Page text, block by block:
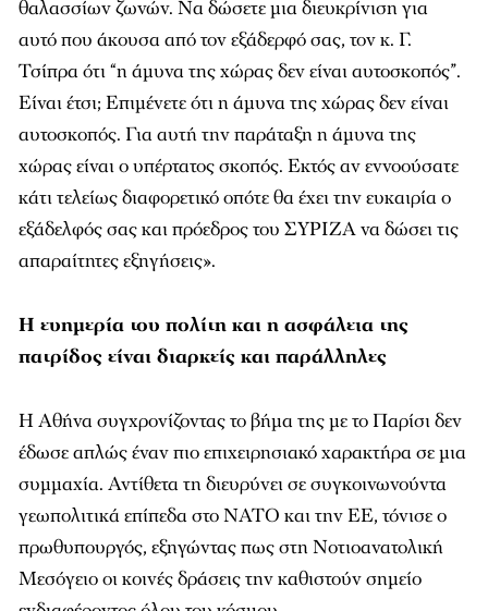
θαλασσίων ζωνών. Να δώσετε μια διευκρίνιση για
αυτό που άκουσα από τον εξάδερφό σας, τον κ. Γ.
Τσίπρα ότι “η άμυνα της χώρας δεν είναι αυτοσκοπός”.
Είναι έτσι; Επιμένετε ότι η άμυνα της χώρας δεν είναι
αυτοσκοπός. Για αυτή την παράταξη η άμυνα της
χώρας είναι ο υπέρτατος σκοπός. Εκτός αν εννοούσατε
κάτι τελείως διαφορετικό οπότε θα έχει την ευκαιρία ο
εξάδελφός σας και πρόεδρος του ΣΥΡΙΖΑ να δώσει τις
απαραίτητες εξηγήσεις».
Η ευημερία του πολίτη και η ασφάλεια της
πατρίδος είναι διαρκείς και παράλληλες
Η Αθήνα συγχρονίζοντας το βήμα της με το Παρίσι δεν
έδωσε απλώς έναν πιο επιχειρησιακό χαρακτήρα σε μια
συμμαχία. Αντίθετα τη διευρύνει σε συγκοινωνούντα
γεωπολιτικά επίπεδα στο ΝΑΤΟ και την ΕΕ, τόνισε ο
πρωθυπουργός, εξηγώντας πως στη Νοτιοανατολική
Μεσόγειο οι κοινές δράσεις την καθιστούν σημείο